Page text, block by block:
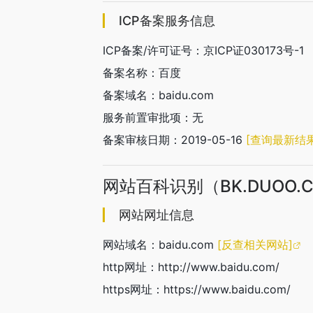
ICP备案服务信息
ICP备案/许可证号：京ICP证030173号-1
备案名称：百度
备案域名：baidu.com
服务前置审批项：无
备案审核日期：2019-05-16 [查询最新结
网站百科识别（
网站网址信息
网站域名：baidu.com [反查相关网站]
http网址：http://www.baidu.com/
https网址：https://www.baidu.com/